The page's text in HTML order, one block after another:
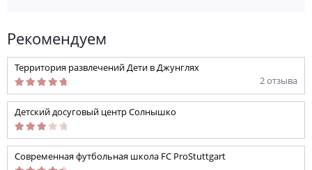
Рекомендуем
Территория развлечений Дети в Джунглях
2 отзыва
Детский досуговый центр Солнышко
Современная футбольная школа FC ProStuttgart